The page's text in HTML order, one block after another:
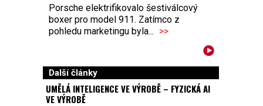
Porsche elektrifikovalo šestiválcový
boxer pro model 911. Zatímco z
pohledu marketingu byla... >>
Další články
UMĚLÁ INTELIGENCE VE VÝROBĚ – FYZICKÁ AI
VE VÝROBĚ